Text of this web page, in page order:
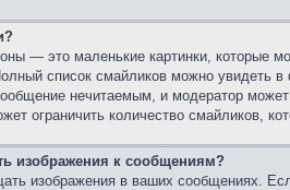
— это маленькие картинки, которые
список смайликов можно увидеть
нечитаемым, и модератор
ограничить количество смайликов,
изображения к сообщениям?
изображения в ваших сообщениях.